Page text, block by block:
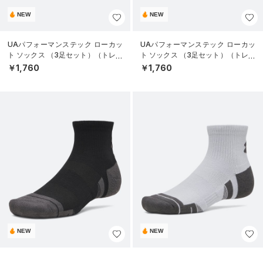
NEW
UAパフォーマンステック ローカッ
ト ソックス （3足セット）（トレー
ニング/UNISEX）
￥1,760
NEW
UAパフォーマンステック ローカッ
ト ソックス （3足セット）（トレー
ニング/UNISEX）
￥1,760
NEW NEW